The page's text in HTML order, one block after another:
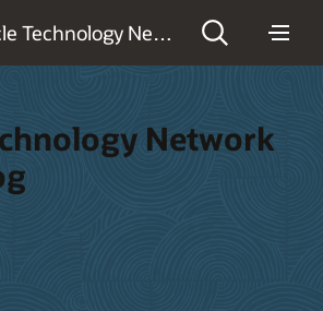
Network Japan Blog
Network